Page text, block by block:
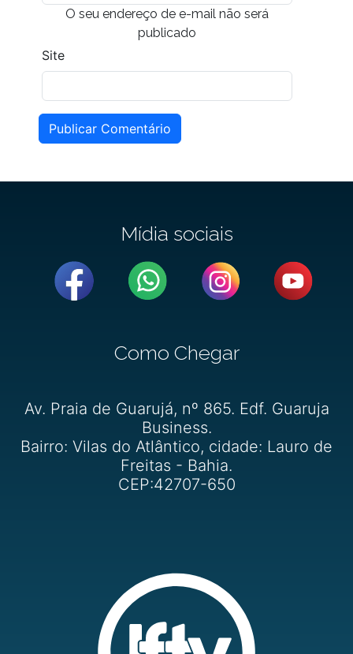
O seu endereço de e-mail não será
publicado
Site
Publicar Comentário
Mídia sociais
Como Chegar
Av. Praia de Guarujá, nº 865. Edf. Guaruja
Business.
Bairro: Vilas do Atlântico, cidade: Lauro de
Freitas - Bahia.
CEP:42707-650